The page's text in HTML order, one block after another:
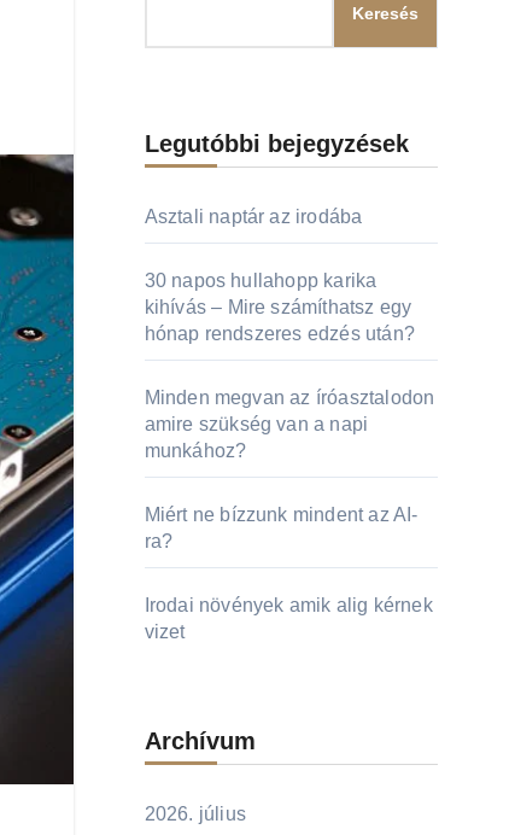
Keresés
Legutóbbi bejegyzések
Asztali naptár az irodába
30 napos hullahopp karika
kihívás – Mire számíthatsz egy
hónap rendszeres edzés után?
Minden megvan az íróasztalodon
amire szükség van a napi
munkához?
Miért ne bízzunk mindent az AI-
ra?
Irodai növények amik alig kérnek
vizet
Archívum
2026. július